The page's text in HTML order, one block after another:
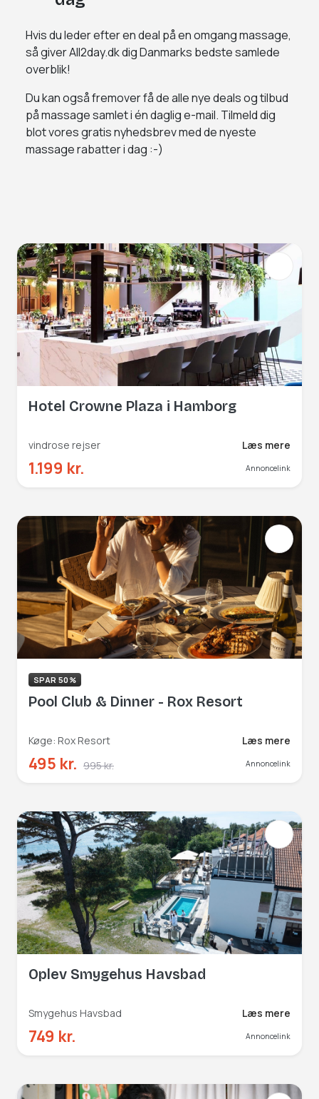
Hvis du leder efter en deal på en omgang massage,
så giver All2day.dk dig Danmarks bedste samlede
overblik!
Du kan også fremover få de alle nye deals og tilbud
på massage samlet i én daglig e-mail. Tilmeld dig
blot vores gratis nyhedsbrev med de nyeste
massage rabatter i dag :-)
Hotel Crowne Plaza i Hamborg
vindrose rejser Læs mere
1.199 kr. Annoncelink
SPAR 50%
Pool Club & Dinner - Rox Resort
Køge: Rox Resort Læs mere
495 kr. 995 kr. Annoncelink
Oplev Smygehus Havsbad
Smygehus Havsbad Læs mere
749 kr. Annoncelink